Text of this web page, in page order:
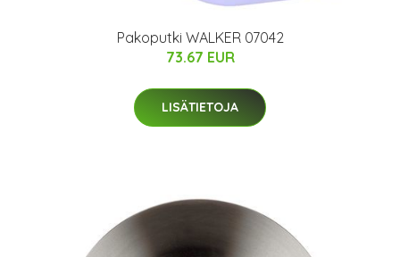
Pakoputki WALKER 07042
73.67 EUR
LISÄTIETOJA